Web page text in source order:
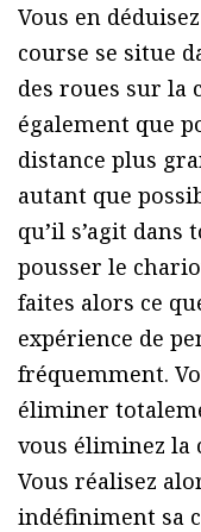
Vous en
course se situe
des roues sur la
également que
distance plus
autant que
qu’il s’agit dans
pousser le
faites alors ce
expérience de
fréquemment.
éliminer
vous éliminez la
Vous réalisez
indéfiniment sa